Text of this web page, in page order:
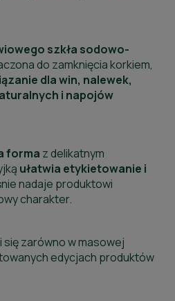
szkła sodowo-
do zamknięcia korkiem,
dla win, nalewek,
i napojów
forma z delikatnym
ułatwia etykietowanie i
nadaje produktowi
charakter.
zarówno w masowej
edycjach produktów